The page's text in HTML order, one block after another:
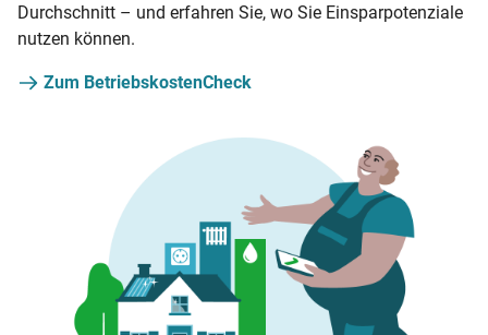
Durchschnitt – und erfahren Sie, wo Sie Einsparpotenziale
nutzen können.
Zum BetriebskostenCheck